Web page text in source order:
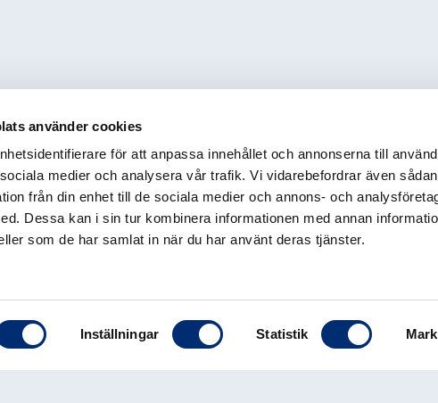
använder cookies
för att anpassa innehållet och annonserna till
medier och analysera vår trafik. Vi vidarebefordrar även
från din enhet till de sociala medier och annons- och
Dessa kan i sin tur kombinera informationen med annan
som de har samlat in när du har använt deras tjänster.
Inställningar Statistik